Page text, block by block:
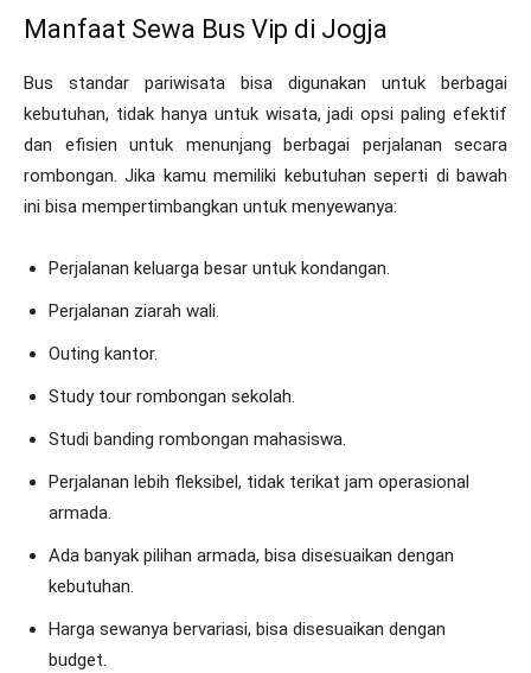
Manfaat Sewa Bus Vip di Jogja
Bus standar pariwisata bisa digunakan untuk berbagai
kebutuhan, tidak hanya untuk wisata, jadi opsi paling efektif
dan efisien untuk menunjang berbagai perjalanan secara
rombongan. Jika kamu memiliki kebutuhan seperti di bawah
ini bisa mempertimbangkan untuk menyewanya:
Perjalanan keluarga besar untuk kondangan.
Perjalanan ziarah wali.
Outing kantor.
Study tour rombongan sekolah.
Studi banding rombongan mahasiswa.
Perjalanan lebih fleksibel, tidak terikat jam operasional
armada.
Ada banyak pilihan armada, bisa disesuaikan dengan
kebutuhan.
Harga sewanya bervariasi, bisa disesuaikan dengan
budget.